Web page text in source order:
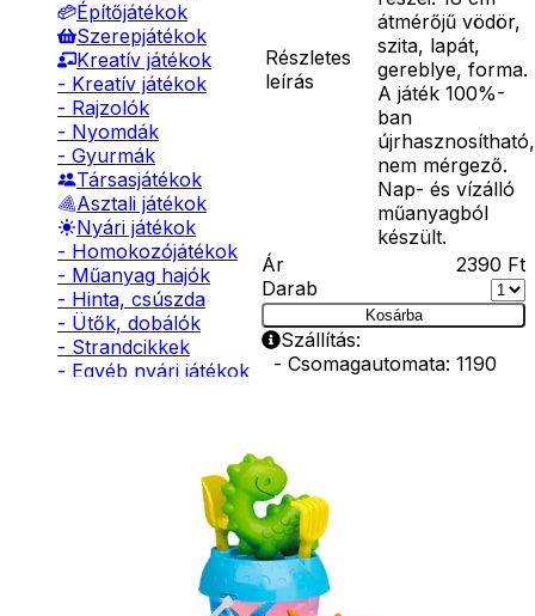
Építőjátékok
Szerepjátékok
Kreatív játékok
- Kreatív játékok
- Rajzolók
- Nyomdák
- Gyurmák
Társasjátékok
Asztali játékok
Nyári játékok
- Homokozójátékok
- Műanyag hajók
- Hinta, csúszda
- Ütők, dobálók
- Strandcikkek
- Egyéb nyári játékok
Részletes
leírás
átmérőjű vödör,
szita, lapát,
gereblye, forma.
A játék 100%-
ban
újrhasznosítható,
nem mérgező.
Nap- és vízálló
műanyagból
készült.
Ár
2390 Ft
Darab
Kosárba
Szállítás:
- Csomagautomata: 1190
- Személyes átvétel:
ingyenesen
Kiegészítő
termékek